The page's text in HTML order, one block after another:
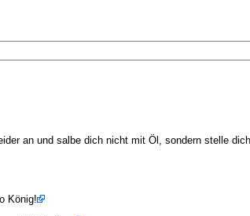
an und salbe dich nicht mit Öl, sondern stelle
König!